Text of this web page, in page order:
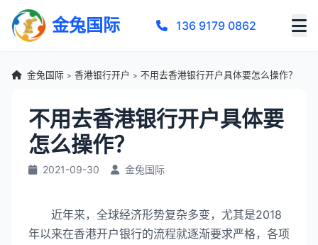
金兔国际 136 9179 0862
金兔国际 > 香港银行开户 > 不用去香港银行开户具体要怎么操作？
不用去香港银行开户具体要
怎么操作？
2021-09-30 金兔国际
近年来，全球经济形势复杂多变，尤其是2018
年以来在香港开户银行的流程就逐渐要求严格，各项